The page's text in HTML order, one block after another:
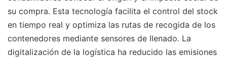
su compra. Esta tecnología facilita el control del stock
en tiempo real y optimiza las rutas de recogida de los
contenedores mediante sensores de llenado. La
digitalización de la logística ha reducido las emisiones